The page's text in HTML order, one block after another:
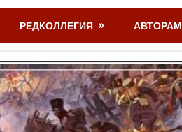
РЕДКОЛЛЕГИЯ АВТОРАМ